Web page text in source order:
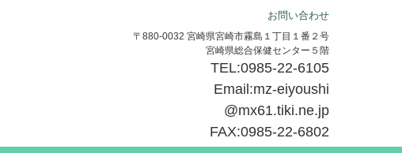
お問い合わせ
〒880-0032 宮崎県宮崎市霧島１丁目１番２号
宮崎県総合保健センター５階
TEL:0985-22-6105
Email:mz-eiyoushi
@mx61.tiki.ne.jp
FAX:0985-22-6802